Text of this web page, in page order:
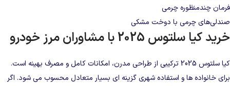
فرمان چندمنظوره چرمی
صندلی‌های چرمی با دوخت مشکی
خرید کیا سلتوس 2025 با مشاوران مرز خودرو
کیا
سلتوس 2025 ترکیبی از طراحی مدرن، امکانات کامل و مصرف بهینه است.
برای خانواده‌ ها و استفاده شهری گزینه‌ ای بسیار متعادل محسوب می‌ شود. اگر